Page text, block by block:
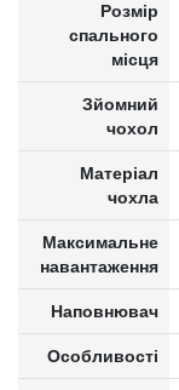
Розмір
спального
місця
Зйомний
чохол
Матеріал
чохла
Максимальне
навантаження
Наповнювач
Особливості